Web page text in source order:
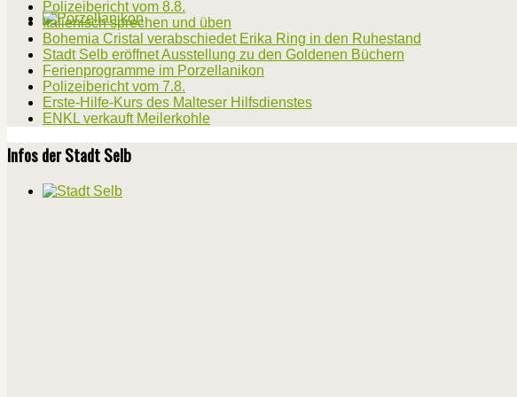
Polizeibericht vom 8.8.
Italienisch sprechen und üben
Bohemia Cristal verabschiedet Erika Ring in den Ruhestand
Stadt Selb eröffnet Ausstellung zu den Goldenen Büchern
Ferienprogramme im Porzellanikon
Polizeibericht vom 7.8.
Erste-Hilfe-Kurs des Malteser Hilfsdienstes
ENKL verkauft Meilerkohle
Infos der Stadt Selb